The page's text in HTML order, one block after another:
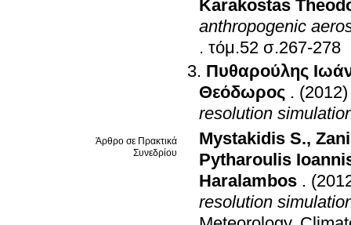
Karakostas
anthropogenic
.
τόμ.52 σ.267-278
Πυθαρούλης
Θεόδωρος . (2012)
resolution
Άρθρο σε Πρακτικά
Συνεδρίου
Mystakidis S.,
Pytharoulis
Haralambos .
resolution